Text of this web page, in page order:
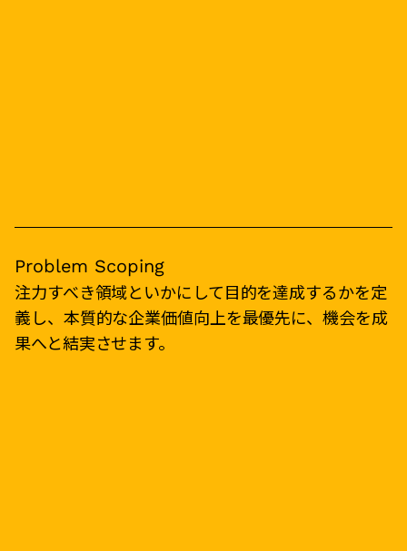
Problem Scoping
注力すべき領域といかにして目的を達成するかを定
義し、本質的な企業価値向上を最優先に、機会を成
果へと結実させます。